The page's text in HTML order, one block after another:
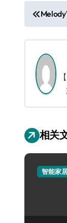
文
章
导
航
相关
智能家